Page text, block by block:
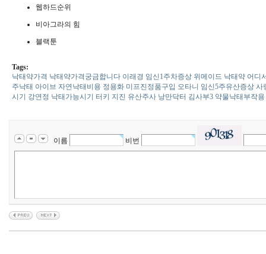
웹하드순위
비아그라의 힘
블랙툰
Tags:
낙태약가격 낙태약가격궁금합니다 이래경 임신1주차증상 위메이드 낙태약 어디
주낙태 아이브 자연낙태비용 정용화 미프진정품구입 오타니 임신5주유산증상 사
시기 강연정 낙태가능시기 터키 지진 유산주사 낭만닥터 김사부3 약물낙태부작용
이름 비번